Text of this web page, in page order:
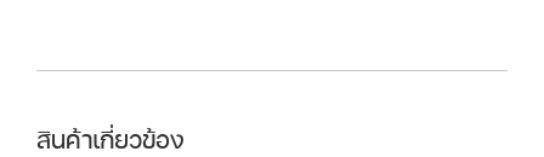
สินค้าเกี่ยวข้อง